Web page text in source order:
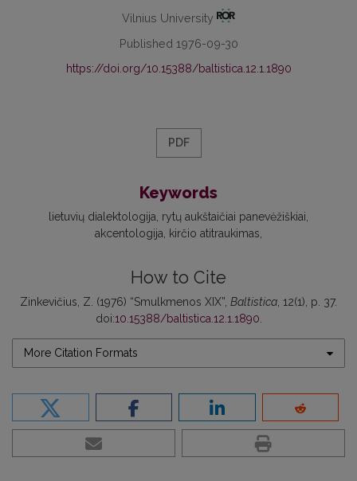
Vilnius University
Published 1976-09-30
https://doi.org/10.15388/baltistica.12.1.1890
PDF
Keywords
lietuvių dialektologija rytų aukštaičiai panevėžiškiai
akcentologija
kirčio atitraukimas
How to Cite
Zinkevičius, Z. (1976) “Smulkmenos XIX”, Baltistica , 12(1), p. 37.
doi:10.15388/baltistica.12.1.1890
More Citation Formats